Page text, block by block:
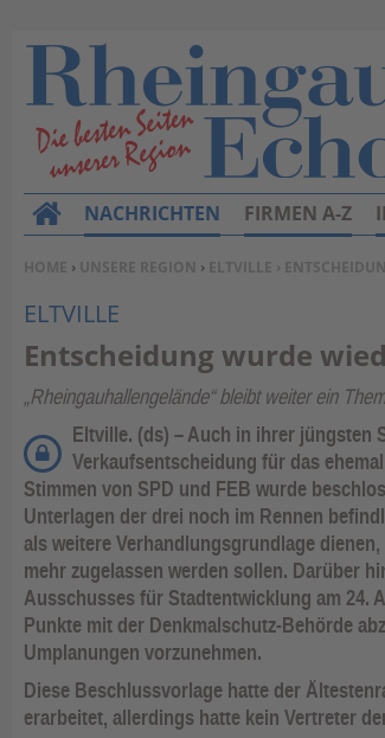
SIE BEFINDEN SICH HIER:
HOME › UNSERE REGION › ELTVILLE ›
ELTVILLE
Entscheidung wurde
„Rheingauhallengelände“ bleibt weiter ein
Eltville. (ds) – Auch in ihrer jüngsten
Verkaufsentscheidung für das
Stimmen von SPD und FEB wurde
Unterlagen der drei noch im Rennen
als weitere Verhandlungsgrundlage
mehr zugelassen werden sollen. Darüber
Ausschusses für Stadtentwicklung am 24.
Punkte mit der Denkmalschutz-Behörde
Umplanungen vorzunehmen.
Diese Beschlussvorlage hatte der
erarbeitet, allerdings hatte kein Vertreter
H
o
m
e
NACHRICHTEN FIRMEN A-Z